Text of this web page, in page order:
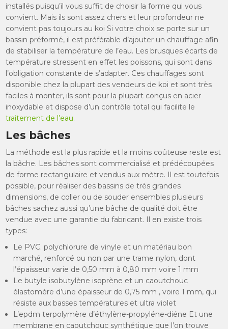
installés puisqu’il vous suffit de choisir la forme qui vous
convient. Mais ils sont assez chers et leur profondeur ne
convient pas toujours au koi Si votre choix se porte sur un
bassin préformé, il est préférable d’ajouter un chauffage afin
de stabiliser la température de l’eau. Les brusques écarts de
température stressent en effet les poissons, qui sont dans
l’obligation constante de s’adapter. Ces chauffages sont
disponible chez la plupart des vendeurs de koi et sont très
faciles à monter, ils sont pour la plupart conçus en acier
inoxydable et dispose d’un contrôle total qui facilite le
traitement de l’eau.
Les bâches
La méthode est la plus rapide et la moins coûteuse reste est
la bâche. Les bâches sont commercialisé et prédécoupées
de forme rectangulaire et vendus aux mètre. Il est toutefois
possible, pour réaliser des bassins de très grandes
dimensions, de coller ou de souder ensembles plusieurs
bâches sachez aussi qu’une bâche de qualité doit être
vendue avec une garantie du fabricant. Il en existe trois
types:
Le PVC. polychlorure de vinyle et un matériau bon
marché, renforcé ou non par une trame nylon, dont
l’épaisseur varie de 0,50 mm à 0,80 mm voire 1 mm
Le butyle isobutylène isoprène et un caoutchouc
élastomère d’une épaisseur de 0,75 mm , voire 1 mm, qui
résiste aux basses températures et ultra violet
L’epdm terpolymère d’éthylène-propyléne-diéne Et une
membrane en caoutchouc synthétique que l’on trouve